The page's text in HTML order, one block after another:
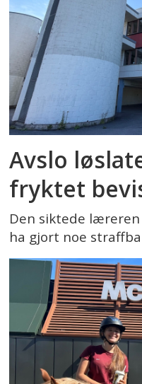
Avslo
fryktet
Den siktede
ha gjort noe